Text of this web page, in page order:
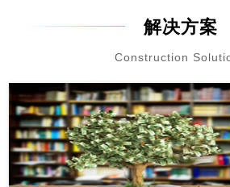
示，网民常用常用的移动终端设备有
我们不可能为230多种屏幕尺寸都单独设
解决方案
Construction